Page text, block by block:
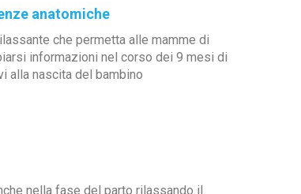
anatomiche
che permetta alle mamme di
informazioni nel corso dei 9 mesi di
alla nascita del bambino
nella fase del parto rilassando il